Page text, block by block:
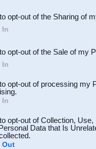
Participants
opt-out of the Sharing of
In
opt-out of the Sale of my
In
opt-out of processing my
In
opt-out of Collection,
Data that Is
Out